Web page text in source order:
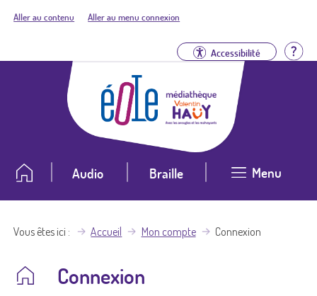
Aller au contenu Aller au menu connexion
Accessibilité
Audio Braille Menu
Vous êtes ici Accueil Mon compte Connexion
Connexion